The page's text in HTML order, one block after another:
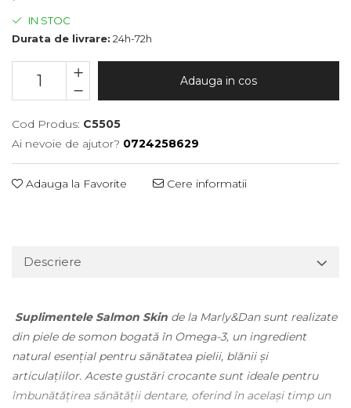
IN STOC
Durata de livrare: 24h-72h
Adauga in cos
Cod Produs: C5505
Ai nevoie de ajutor? 0724258629
Adauga la Favorite Cere informatii
Descriere
Suplimentele Salmon Skin de la Marly&Dan sunt realizate
din piele de somon bogată în Omega-3, un ingredient
natural esențial pentru sănătatea pielii, blănii și
articulațiilor. Aceste gustări crocante sunt ideale pentru
îmbunătățirea sănătății dentare, oferind în același timp un